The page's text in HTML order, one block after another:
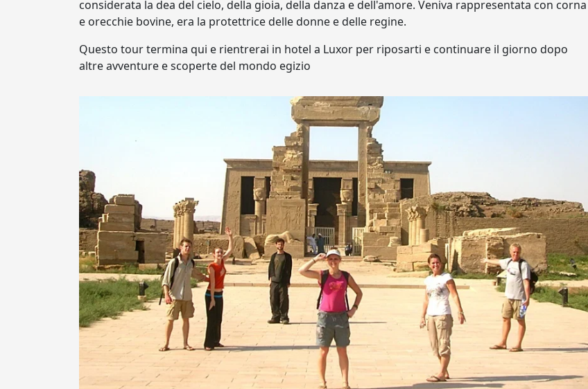
considerata la dea del cielo, della gioia, della danza e dell'amore. Veniva rappresentata con corna
e orecchie bovine, era la protettrice delle donne e delle regine.
Questo tour termina qui e rientrerai in hotel a Luxor per riposarti e continuare il giorno dopo
altre avventure e scoperte del mondo egizio